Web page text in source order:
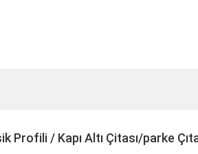
Profili / Kapı Altı Çitası/parke